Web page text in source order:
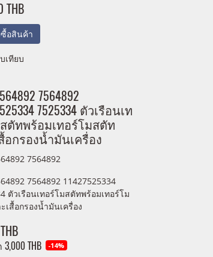
THB
อสินค้า
เทียบ
7564892
7525334 ตัวเรือนเท
ตัทพร้อมเทอร์โมสตัท
อกรองน้ำมันเครื่อง
7564892
7564892 11427525334
ตัวเรือนเทอร์โมสตัทพร้อมเทอร์โม
เสื้อกรองน้ำมันเครื่อง
3,000 THB -14%